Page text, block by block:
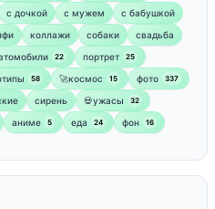
с дочкой с мужем
с бабушкой
коллажи собаки
свадьба
22 портрет 25
58 🚀космос 15 фото 337
сирень 💀ужасы 32
аниме 5 еда 24 фон 16